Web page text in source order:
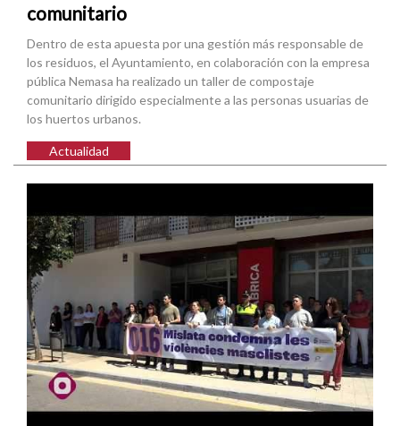
comunitario
Dentro de esta apuesta por una gestión más responsable de
los residuos, el Ayuntamiento, en colaboración con la empresa
pública Nemasa ha realizado un taller de compostaje
comunitario dirigido especialmente a las personas usuarias de
los huertos urbanos.
Actualidad